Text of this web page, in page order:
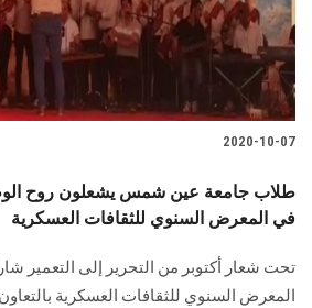
2020-10-07
طلاب جامعة عين شمس يشعلون روح
في المعرض السنوي للثقافات العسكرية
تحت شعار أكتوبر من التحرير إلى التعمير
المعرض السنوي للثقافات العسكرية